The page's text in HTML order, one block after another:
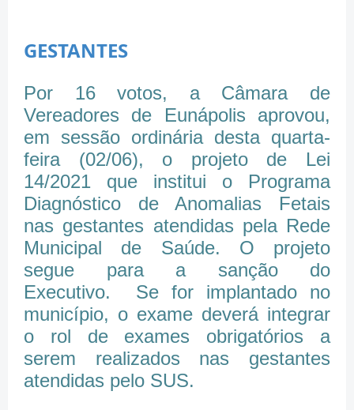
GESTANTES
Por 16 votos, a Câmara de
Vereadores de Eunápolis aprovou,
em sessão ordinária desta quarta-
feira (02/06), o projeto de Lei
14/2021 que institui o Programa
Diagnóstico de Anomalias Fetais
nas gestantes atendidas pela Rede
Municipal de Saúde. O projeto
segue para a sanção do
Executivo. Se for implantado no
município, o exame deverá integrar
o rol de exames obrigatórios a
serem realizados nas gestantes
atendidas pelo SUS.